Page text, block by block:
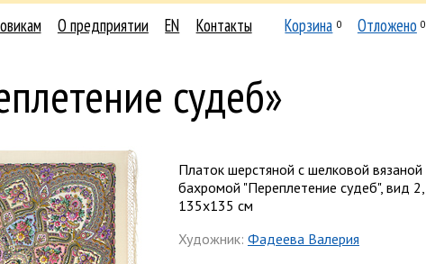
О предприятии EN Контакты Корзина 0 Отложено 0
судеб»
Платок шерстяной с шелковой вязаной
бахромой "Переплетение судеб", вид 2,
135х135 см
Художник: Фадеева Валерия